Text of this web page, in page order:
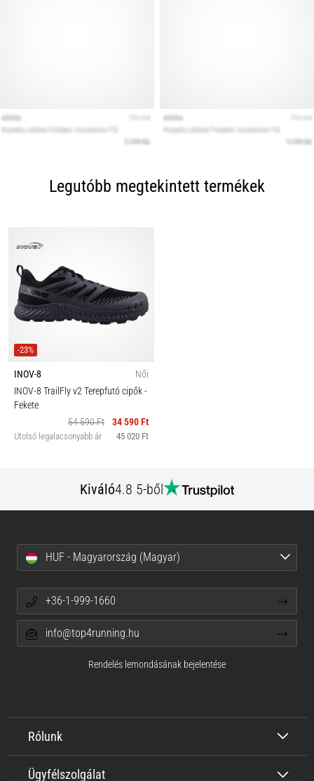
Legutóbb megtekintett termékek
-23%
INOV-8
Női
INOV-8 TrailFly v2 Terepfutó cipők-
Fekete
54 590 Ft
34 590 Ft
Utolsó legalacsonyabb ár 45 020 Ft
Kiváló4.8 5-ből
Rólunk
Ügyfélszolgálat
HUF - Magyarország (Magyar)
+36-1-999-1660
info@top4running.hu
Rendelés lemondásának bejelentése